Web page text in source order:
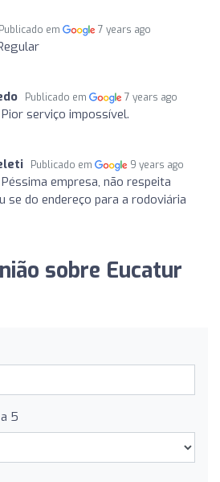
Publicado em 7 years ago
Publicado em 7 years ago
Pior serviço impossível.
Publicado em 9 years ago
Péssima empresa, não respeita
se do endereço para a rodoviária
sobre Eucatur
5